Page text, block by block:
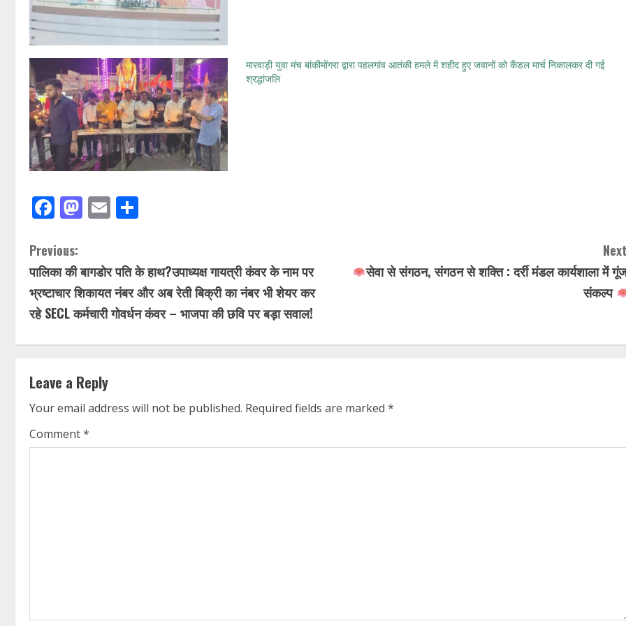
मारवाड़ी युवा मंच बांकीमोंगरा द्वारा पहलगांव आतंकी हमले में शहीद हुए जवानों को कैंडल मार्च निकालकर दी गई
श्रद्धांजलि
Facebook
Mastodon
Email
Previous:
पालिका की बागडोर पति के हाथ?उपाध्यक्ष गायत्री कंवर के नाम पर
भ्रष्टाचार शिकायत नंबर और अब रेती बिक्री का नंबर भी शेयर कर
रहे SECL कर्मचारी गोवर्धन कंवर – भाजपा की छवि पर बड़ा सवाल!
सेवा से संगठन, संगठन से शक्ति : दर्री मंडल कार्यशाला में
संकल्प
Leave a Reply
Your email address will not be published. Required fields are marked *
Comment*